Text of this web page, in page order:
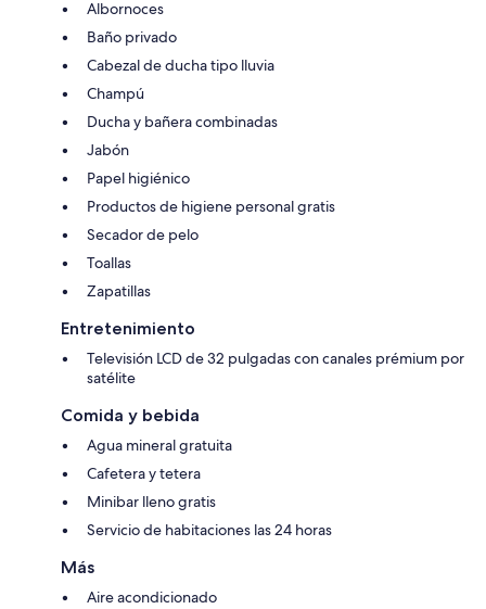
Albornoces
Baño privado
Cabezal de ducha tipo lluvia
Champú
Ducha y bañera combinadas
Jabón
Papel higiénico
Productos de higiene personal gratis
Secador de pelo
Toallas
Zapatillas
Entretenimiento
Televisión LCD de 32 pulgadas con canales prémium por
satélite
Comida y bebida
Agua mineral gratuita
Cafetera y tetera
Minibar lleno gratis
Servicio de habitaciones las 24 horas
Más
Aire acondicionado